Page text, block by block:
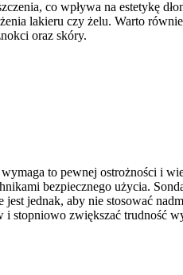
co wpływa na estetykę
lakieru czy żelu. Warto
oraz skóry.
to pewnej ostrożności i
bezpiecznego użycia.
jednak, aby nie stosować
i stopniowo zwiększać trudność